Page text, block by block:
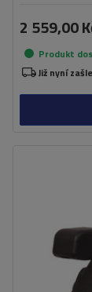
2 559,00
Produkt
Již nyní